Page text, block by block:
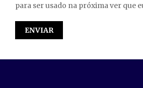
para ser usado na próxima ver que